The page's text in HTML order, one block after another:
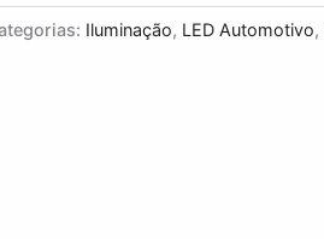
Iluminação, LED Automotivo,